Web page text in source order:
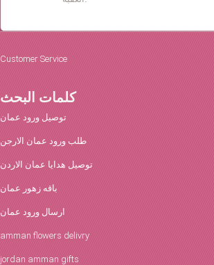
Customer Service
كلمات البحث
توصيل ورود عمان
طلب ورود عمان الارجن
توصيل هدايا عمان الاردن
باقه زهور عمان
ارسال ورود عمان
amman flowers delivry
jordan amman gifts